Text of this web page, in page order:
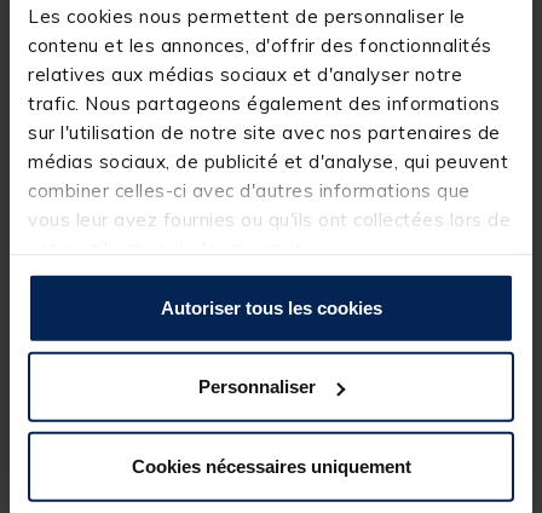
Les cookies nous permettent de personnaliser le
contenu et les annonces, d'offrir des fonctionnalités
relatives aux médias sociaux et d'analyser notre
trafic. Nous partageons également des informations
sur l'utilisation de notre site avec nos partenaires de
médias sociaux, de publicité et d'analyse, qui peuvent
combiner celles-ci avec d'autres informations que
vous leur avez fournies ou qu'ils ont collectées lors de
Autoriser tous les cookies
Personnaliser
Cookies nécessaires uniquement
mousse avec un emerillon baril à agrafe pour fixer
un carrelet.
Vendu sans le carrelet
Réf.
201762-1